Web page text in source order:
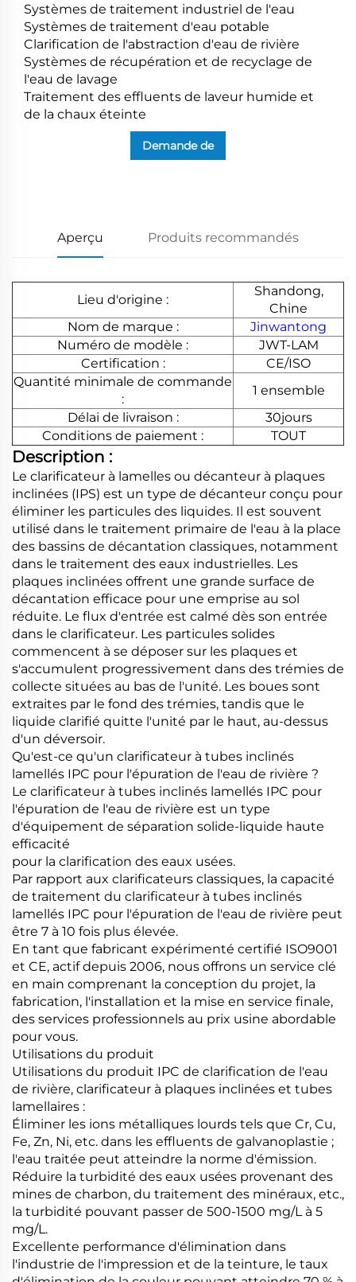
Systèmes de traitement industriel de l'eau
Systèmes de traitement d'eau potable
Clarification de l'abstraction d'eau de rivière
Systèmes de récupération et de recyclage de
l'eau de lavage
Traitement des effluents de laveur humide et
de la chaux éteinte
Demande de
Aperçu Produits recommandés
Lieu d'origine :
Shandong,
Chine
Nom de marque :
Jinwantong
Numéro de modèle :
JWT-LAM
Certification :
CE/ISO
Quantité minimale de commande
:
1 ensemble
Délai de livraison :
30jours
Conditions de paiement :
TOUT
Description :
Le clarificateur à lamelles ou décanteur à plaques
inclinées (IPS) est un type de décanteur conçu pour
éliminer les particules des liquides. Il est souvent
utilisé dans le traitement primaire de l'eau à la place
des bassins de décantation classiques, notamment
dans le traitement des eaux industrielles. Les
plaques inclinées offrent une grande surface de
décantation efficace pour une emprise au sol
réduite. Le flux d'entrée est calmé dès son entrée
dans le clarificateur. Les particules solides
commencent à se déposer sur les plaques et
s'accumulent progressivement dans des trémies de
collecte situées au bas de l'unité. Les boues sont
extraites par le fond des trémies, tandis que le
liquide clarifié quitte l'unité par le haut, au-dessus
d'un déversoir.
Qu'est-ce qu'un clarificateur à tubes inclinés
lamellés IPC pour l'épuration de l'eau de rivière ?
Le clarificateur à tubes inclinés lamellés IPC pour
l'épuration de l'eau de rivière est un type
d'équipement de séparation solide-liquide haute
efficacité
pour la clarification des eaux usées.
Par rapport aux clarificateurs classiques, la capacité
de traitement du clarificateur à tubes inclinés
lamellés IPC pour l'épuration de l'eau de rivière peut
être 7 à 10 fois plus élevée.
En tant que fabricant expérimenté certifié ISO9001
et CE, actif depuis 2006, nous offrons un service clé
en main comprenant la conception du projet, la
fabrication, l'installation et la mise en service finale,
des services professionnels au prix usine abordable
pour vous.
Utilisations du produit
Utilisations du produit IPC de clarification de l'eau
de rivière, clarificateur à plaques inclinées et tubes
lamellaires :
Éliminer les ions métalliques lourds tels que Cr, Cu,
Fe, Zn, Ni, etc. dans les effluents de galvanoplastie ;
l'eau traitée peut atteindre la norme d'émission.
Réduire la turbidité des eaux usées provenant des
mines de charbon, du traitement des minéraux, etc.,
la turbidité pouvant passer de 500-1500 mg/L à 5
mg/L.
Excellente performance d'élimination dans
l'industrie de l'impression et de la teinture, le taux